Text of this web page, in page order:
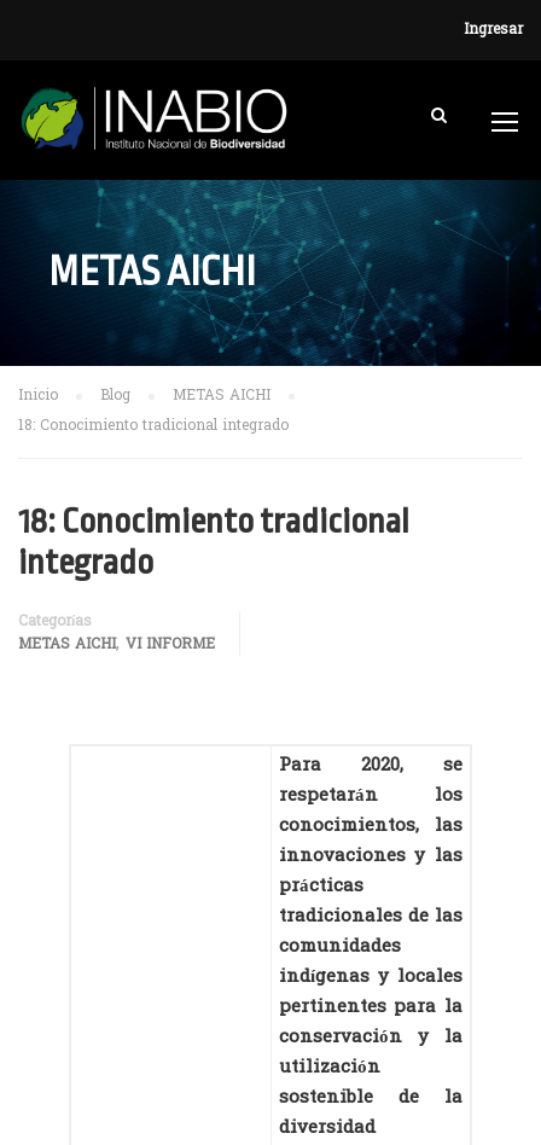
Ingresar
METAS AICHI
Inicio Blog
METAS AICHI
18: Conocimiento tradicional integrado
18: Conocimiento tradicional
integrado
Categorías
METAS AICHI, VI INFORME
Para 2020, se
respetarán los
conocimientos, las
innovaciones y las
prácticas
tradicionales de las
comunidades
indígenas y locales
pertinentes para la
conservación y la
utilización
sostenible de la
diversidad